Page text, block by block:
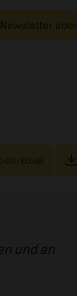
Newsletter
/ 03:58
und an